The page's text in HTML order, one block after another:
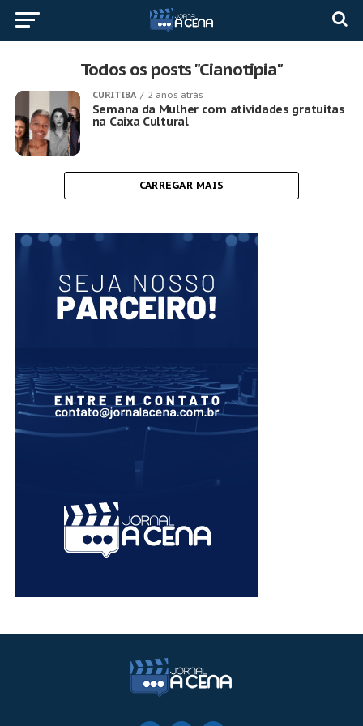
Todos os posts "Cianotipia"
CURITIBA 2 anos atrás
Semana da Mulher com atividades gratuitas
na Caixa Cultural
CARREGAR MAIS